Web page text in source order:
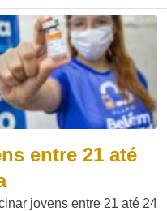
entre 21 até
jovens entre 21 até 24